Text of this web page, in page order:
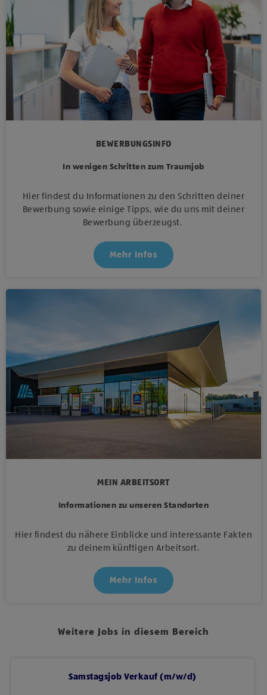
BEWERBUNGSINFO
In wenigen Schritten zum Traumjob
Hier findest du Informationen zu den Schritten deiner
Bewerbung sowie einige Tipps, wie du uns mit deiner
Bewerbung überzeugst.
Mehr Infos
MEIN ARBEITSORT
Informationen zu unseren Standorten
Hier findest du nähere Einblicke und interessante Fakten
zu deinem künftigen Arbeitsort.
Mehr Infos
Weitere Jobs in diesem Bereich
Samstagsjob Verkauf (m/w/d)